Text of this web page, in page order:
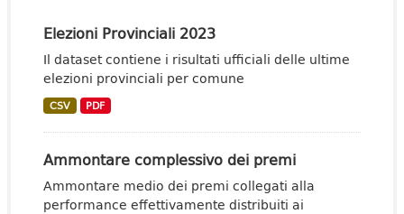
Elezioni Provinciali 2023
Il dataset contiene i risultati ufficiali delle ultime
elezioni provinciali per comune
CSV PDF
Ammontare complessivo dei premi
Ammontare medio dei premi collegati alla
performance effettivamente distribuiti ai